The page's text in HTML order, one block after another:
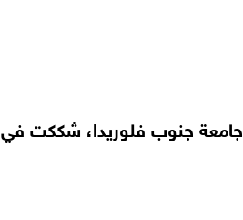
جامعة جنوب فلوريدا، شككت في